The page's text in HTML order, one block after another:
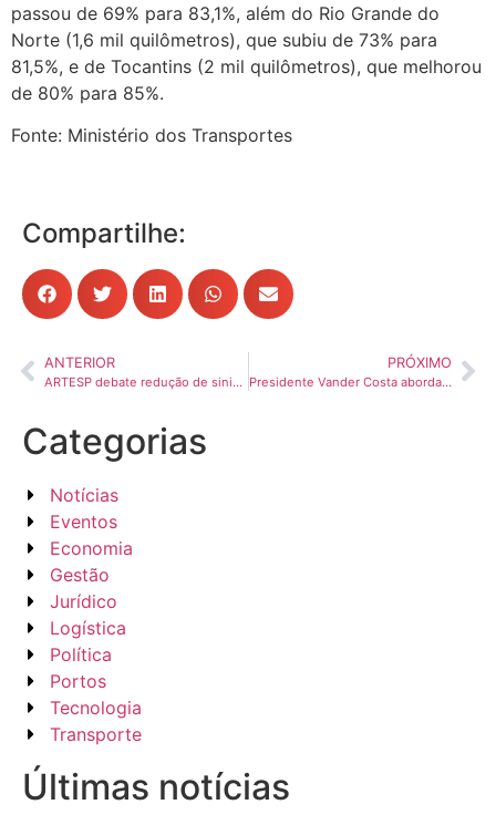
passou de 69% para 83,1%, além do Rio Grande do
Norte (1,6 mil quilômetros), que subiu de 73% para
81,5%, e de Tocantins (2 mil quilômetros), que melhorou
de 80% para 85%.
Fonte: Ministério dos Transportes
Compartilhe:
ANTERIOR
ARTESP debate redução de sinistros nas estradas estaduais concedidas
PRÓXIMO
Presidente Vander Costa aborda temas que impactarão o futuro do setor no evento Tendências 2025
Categorias
Notícias
Eventos
Economia
Gestão
Jurídico
Logística
Política
Portos
Tecnologia
Transporte
Últimas notícias